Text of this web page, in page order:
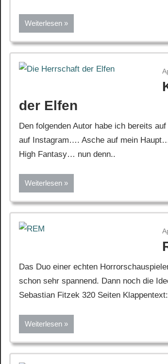
Weiterlesen
der Elfen
Den folgenden Autor habe ich bereits
auf Instagram…. Asche auf mein
High Fantasy… nun denn..
Weiterlesen
Das Duo einer echten
schon sehr spannend. Dann noch die
Sebastian Fitzek 320 Seiten
Weiterlesen